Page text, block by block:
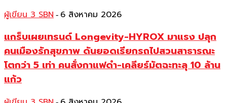
ผู้เขียน 3 SBN - 6 สิงหาคม 2026
แกร็บเผยเทรนด์ Longevity-HYROX มาแรง ปลุก
คนเมืองรักสุขภาพ ดันยอดเรียกรถไปสวนสาธารณะ
โตกว่า 5 เท่า คนสั่งกาแฟดำ-เคลียร์มัตฉะทะลุ 10 ล้าน
แก้ว